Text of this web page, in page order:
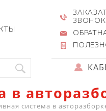
ЗВОНОК
в
система в